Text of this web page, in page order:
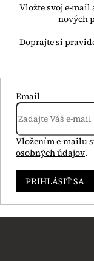
Vložte svoj e-mail
nových
Email
Vložením e-mailu
osobných údajov.
PRIHLÁSIŤ SA